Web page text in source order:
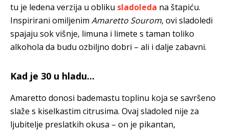
tu je ledena verzija u obliku sladoleda na štapiću.
Inspirirani omiljenim Amaretto Sourom, ovi sladoledi
spajaju sok višnje, limuna i limete s taman toliko
alkohola da budu ozbiljno dobri – ali i dalje zabavni.
Kad je 30 u hladu...
Amaretto donosi bademastu toplinu koja se savršeno
slaže s kiselkastim citrusima. Ovaj sladoled nije za
ljubitelje preslatkih okusa – on je pikantan,